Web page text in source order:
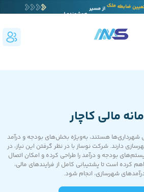
مالی کاچار
شهرداری‌ها هستند، به‌ویژه بخش‌های بودجه و درآمد
دارند. شرکت نوساز با در نظر گرفتن این نیاز، در
بودجه و درآمد را طراحی کرده و امکان اتصال
کرده است تا پشتیبانی کامل از فرایندهای مالی،
شهرسازی، انجام شود.